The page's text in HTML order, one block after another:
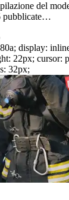
del
pubblicate…
display:
22px; cursor:
32px;